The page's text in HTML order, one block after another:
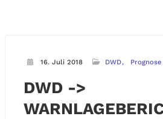
16. Juli 2018 DWD Prognose
DWD ->